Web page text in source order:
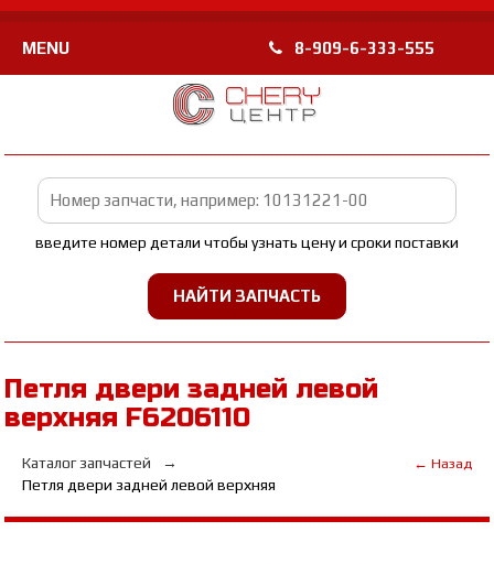
MENU 8-909-6-333-555
введите номер детали чтобы узнать цену и сроки поставки
Петля двери задней левой
верхняя F6206110
Каталог запчастей
Петля двери задней левой верхняя
← Назад